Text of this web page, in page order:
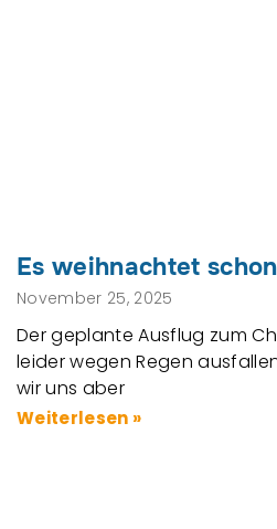
Es weihnachtet
November 25, 2025
Der geplante Ausflug zum
leider wegen Regen
wir uns aber
Weiterlesen »